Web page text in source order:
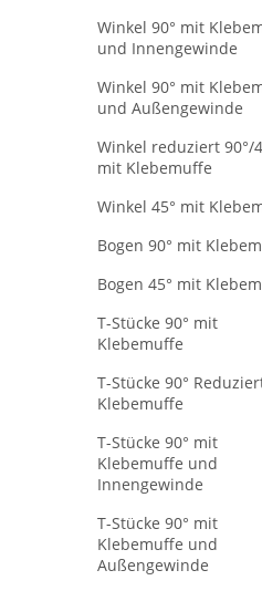
Winkel 90° mit
und Innengewinde
Winkel 90° mit
und Außengewinde
Winkel reduziert 90°/
mit Klebemuffe
Winkel 45° mit
Bogen 90° mit
Bogen 45° mit
T-Stücke 90° mit
Klebemuffe
T-Stücke 90°
Klebemuffe
T-Stücke 90° mit
Klebemuffe und
Innengewinde
T-Stücke 90° mit
Klebemuffe und
Außengewinde